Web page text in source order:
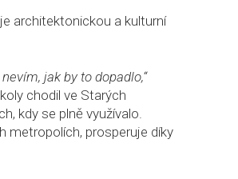
architektonickou a kulturní
jak by to dopadlo,“
chodil ve Starých
kdy se plně využívalo.
metropolích, prosperuje díky